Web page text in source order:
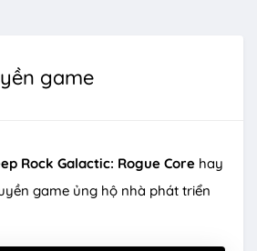
game
Rock Galactic: Rogue Core hay
game ủng hộ nhà phát triển